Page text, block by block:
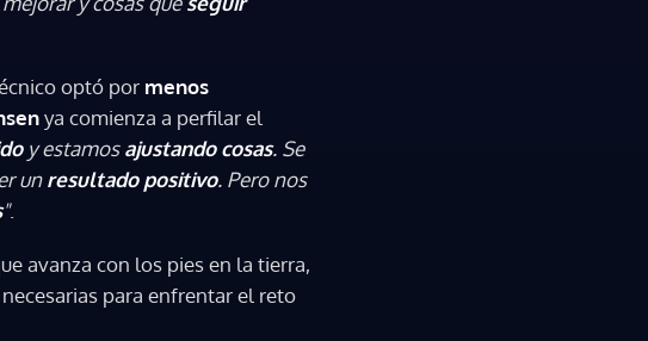
optó por menos
ya comienza a perfilar el
y estamosajustando cosas. Se
unresultado positivo. Pero nos
".
avanza con los pies en la tierra,
necesarias para enfrentar el reto